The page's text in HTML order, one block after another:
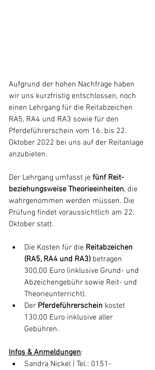
Aufgrund der hohen Nachfrage haben
wir uns kurzfristig entschlossen, noch
einen Lehrgang für die Reitabzeichen
RA5, RA4 und RA3 sowie für den
Pferdeführerschein vom 16. bis 22.
Oktober 2022 bei uns auf der Reitanlage
anzubieten.
Der Lehrgang umfasst je fünf Reit-
beziehungsweise Theorieeinheiten, die
wahrgenommen werden müssen. Die
Prüfung findet voraussichtlich am 22.
Oktober statt.
Die Kosten für die Reitabzeichen
(RA5, RA4 und RA3) betragen
300,00 Euro (inklusive Grund- und
Abzeichengebühr sowie Reit- und
Theorieunterricht).
Der Pferdeführerschein kostet
130,00 Euro inklusive aller
Gebühren.
Infos & Anmeldungen:
Sandra Nickel | Tel.: 0151-